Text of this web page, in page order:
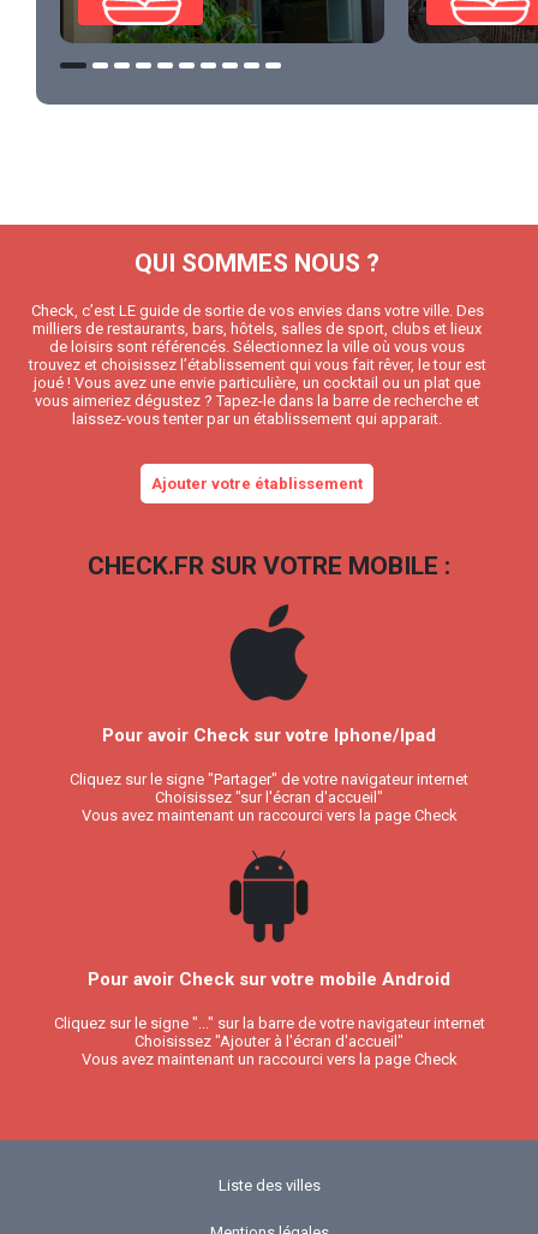
QUI SOMMES NOUS ?
Check, c’est LE guide de sortie de vos envies dans votre ville. Des
milliers de restaurants, bars, hôtels, salles de sport, clubs et lieux
de loisirs sont référencés. Sélectionnez la ville où vous vous
trouvez et choisissez l’établissement qui vous fait rêver, le tour est
joué ! Vous avez une envie particulière, un cocktail ou un plat que
vous aimeriez dégustez ? Tapez-le dans la barre de recherche et
laissez-vous tenter par un établissement qui apparait.
Ajouter votre établissement
CHECK.FR SUR VOTRE MOBILE :
Pour avoir Check sur votre Iphone/Ipad
Cliquez sur le signe "Partager" de votre navigateur internet
Choisissez "sur l'écran d'accueil"
Vous avez maintenant un raccourci vers la page Check
Pour avoir Check sur votre mobile Android
Cliquez sur le signe "..." sur la barre de votre navigateur internet
Choisissez "Ajouter à l'écran d'accueil"
Vous avez maintenant un raccourci vers la page Check
Liste des villes